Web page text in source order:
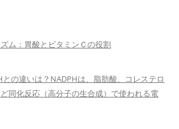
ム：胃酸とビタミンＣの役割
の違いは？NADPHは、脂肪酸、コレステロ
同化反応（高分子の生合成）で使われる電